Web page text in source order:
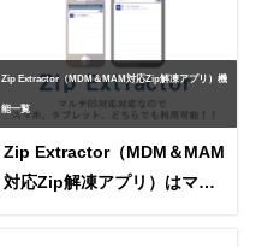
Zip Extractor（MDM＆MAM対応Zip解凍アプリ）機
能一覧
Zip Extractor（MDM＆MAM
対応Zip解凍アプリ）はマル